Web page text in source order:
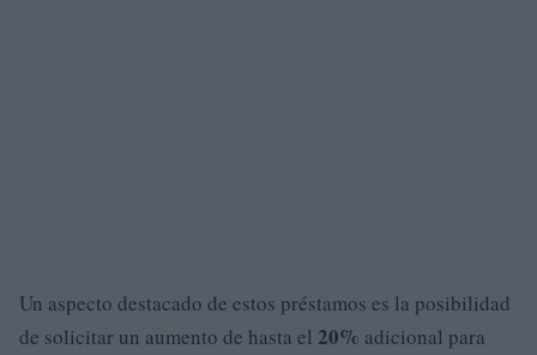
Un aspecto destacado de estos préstamos es la posibilidad
de solicitar un aumento de hasta el 20% adicional para